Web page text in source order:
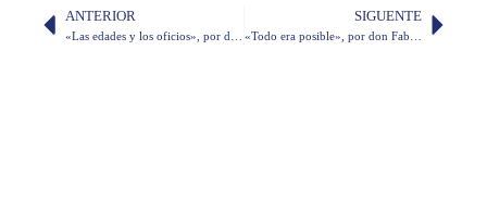
ANTERIOR SIGUENTE